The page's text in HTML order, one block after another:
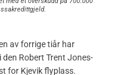
av forrige tiår har
Robert Trent Jones-
for Kjevik flyplass.